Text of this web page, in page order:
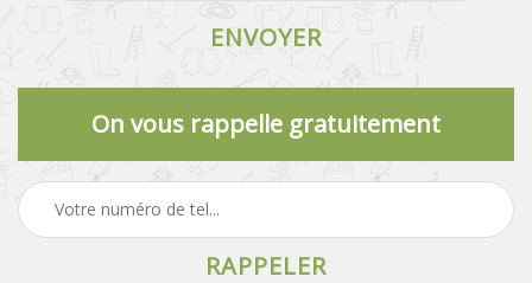
On vous rappelle gratuitement